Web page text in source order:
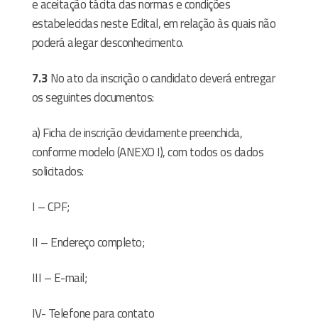
e aceitação tácita das normas e condições
estabelecidas neste Edital, em relação às quais não
poderá alegar desconhecimento.
7.3No ato da inscrição o candidato deverá entregar
os seguintes documentos:
a) Ficha de inscrição devidamente preenchida,
conforme modelo (ANEXO I), com todos os dados
solicitados:
I – CPF;
II – Endereço completo;
III – E-mail;
IV- Telefone para contato